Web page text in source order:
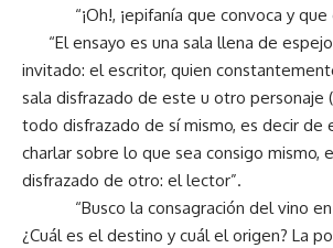
“¡Oh!, ¡epifanía que convoca y que
“El ensayo es una sala llena de
invitado: el escritor, quien
sala disfrazado de este u otro personaje
todo disfrazado de sí mismo, es decir de
charlar sobre lo que sea consigo mismo,
disfrazado de otro: el lector”.
“Busco la consagración del vino en
¿Cuál es el destino y cuál el origen? La